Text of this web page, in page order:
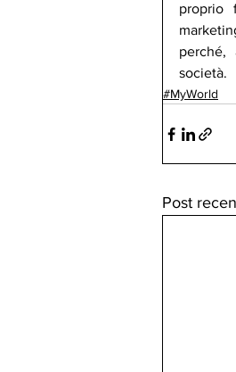
proprio
perché,
società.
#MyWorld
Post